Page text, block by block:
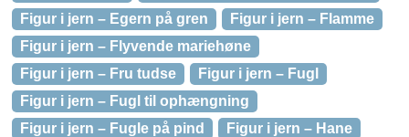
Figur i jern – Egern på gren
Figur i jern – Flamme
Figur i jern – Flyvende mariehøne
Figur i jern – Fru tudse
Figur i jern – Fugl
Figur i jern – Fugl til ophængning
Figur i jern – Fugle på pind
Figur i jern – Hane